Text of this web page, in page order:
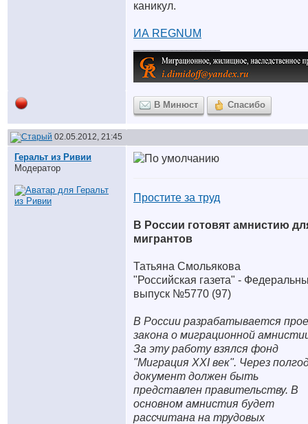
каникул.
ИА REGNUM
В Минюст Спасибо
02.05.2012, 21:45
Геральт из Ривии
Модератор
Простите за труд
В России готовят амнистию
мигрантов
Татьяна Смольякова
"Российская газета" -
выпуск №5770 (97)
В России разрабатывается
закона о миграционной
За эту работу взялся фонд
"Миграция XXI век". Через
документ должен быть
представлен правительству. В
основном амнистия будет
рассчитана на трудовых